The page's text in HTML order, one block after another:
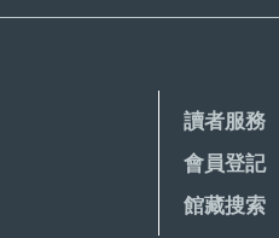
讀者服務
會員登記
館藏搜索